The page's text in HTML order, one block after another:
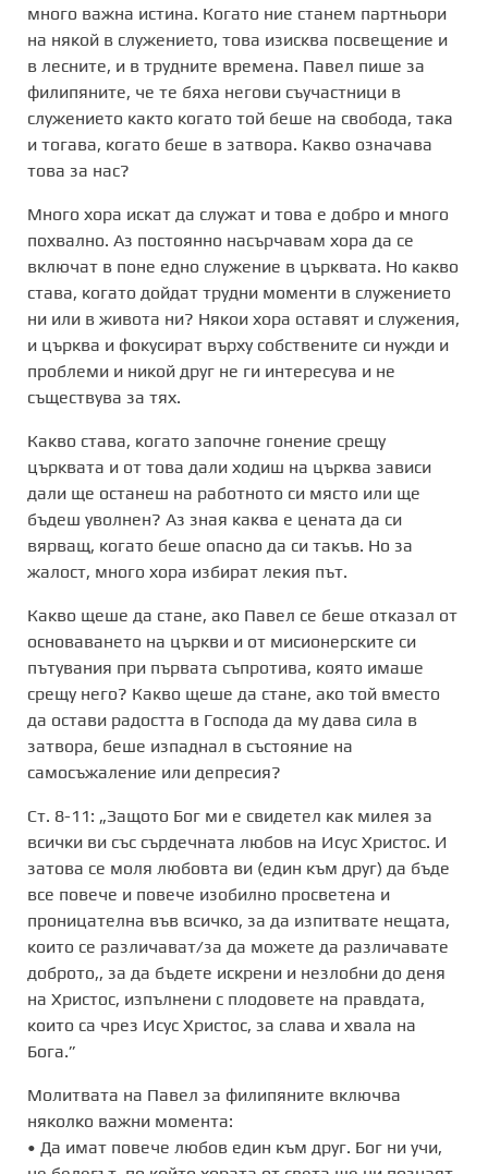
много важна истина. Когато ние станем партньори
на някой в служението, това изисква посвещение и
в лесните, и в трудните времена. Павел пише за
филипяните, че те бяха негови съучастници в
служението както когато той беше на свобода, така
и тогава, когато беше в затвора. Какво означава
това за нас?
Много хора искат да служат и това е добро и много
похвално. Аз постоянно насърчавам хора да се
включат в поне едно служение в църквата. Но какво
става, когато дойдат трудни моменти в служението
ни или в живота ни? Някои хора оставят и служения,
и църква и фокусират върху собствените си нужди и
проблеми и никой друг не ги интересува и не
съществува за тях.
Какво става, когато започне гонение срещу
църквата и от това дали ходиш на църква зависи
дали ще останеш на работното си място или ще
бъдеш уволнен? Аз зная каква е цената да си
вярващ, когато беше опасно да си такъв. Но за
жалост, много хора избират лекия път.
Какво щеше да стане, ако Павел се беше отказал от
основаването на църкви и от мисионерските си
пътувания при първата съпротива, която имаше
срещу него? Какво щеше да стане, ако той вместо
да остави радостта в Господа да му дава сила в
затвора, беше изпаднал в състояние на
самосъжаление или депресия?
Ст. 8-11: „Защото Бог ми е свидетел как милея за
всички ви със сърдечната любов на Исус Христос. И
затова се моля любовта ви (един към друг) да бъде
все повече и повече изобилно просветена и
проницателна във всичко, за да изпитвате нещата,
които се различават/за да можете да различавате
доброто,, за да бъдете искрени и незлобни до деня
на Христос, изпълнени с плодовете на правдата,
които са чрез Исус Христос, за слава и хвала на
Бога.”
Молитвата на Павел за филипяните включва
няколко важни момента:
• Да имат повече любов един към друг. Бог ни учи,